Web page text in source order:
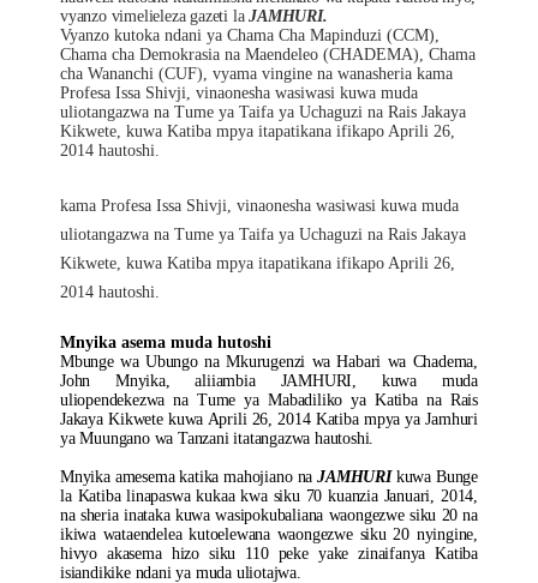
vyanzo vimelieleza gazeti laJAMHURI.
Vyanzo kutoka ndani ya Chama Cha Mapinduzi (CCM),
Chama cha Demokrasia na Maendeleo (CHADEMA), Chama
cha Wananchi (CUF), vyama vingine na wanasheria kama
Profesa Issa Shivji, vinaonesha wasiwasi kuwa muda
uliotangazwa na Tume ya Taifa ya Uchaguzi na Rais Jakaya
Kikwete, kuwa Katiba mpya itapatikana ifikapo Aprili 26,
2014 hautoshi.
kama Profesa Issa Shivji, vinaonesha wasiwasi kuwa muda
uliotangazwa na Tume ya Taifa ya Uchaguzi na Rais Jakaya
Kikwete, kuwa Katiba mpya itapatikana ifikapo Aprili 26,
2014 hautoshi.
Mnyika asema muda hutoshi
Mbunge wa Ubungo na Mkurugenzi wa Habari wa Chadema,
John Mnyika, aliiambia JAMHURI, kuwa muda
uliopendekezwa na Tume ya Mabadiliko ya Katiba na Rais
Jakaya Kikwete kuwa Aprili 26, 2014 Katiba mpya ya Jamhuri
ya Muungano wa Tanzani itatangazwa hautoshi.
Mnyika amesema katika mahojiano naJAMHURIkuwa Bunge
la Katiba linapaswa kukaa kwa siku 70 kuanzia Januari, 2014,
na sheria inataka kuwa wasipokubaliana waongezwe siku 20 na
ikiwa wataendelea kutoelewana waongezwe siku 20 nyingine,
hivyo akasema hizo siku 110 peke yake zinaifanya Katiba
isiandikike ndani ya muda uliotajwa.